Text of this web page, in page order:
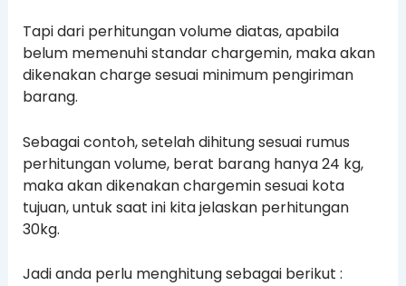
Tapi dari perhitungan volume diatas, apabila
belum memenuhi standar chargemin, maka akan
dikenakan charge sesuai minimum pengiriman
barang.
Sebagai contoh, setelah dihitung sesuai rumus
perhitungan volume, berat barang hanya 24 kg,
maka akan dikenakan chargemin sesuai kota
tujuan, untuk saat ini kita jelaskan perhitungan
30kg.
Jadi anda perlu menghitung sebagai berikut :